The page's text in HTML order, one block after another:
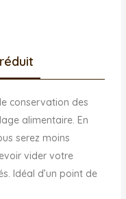
conservation des
alimentaire. En
serez moins
vider votre
Idéal d’un point de